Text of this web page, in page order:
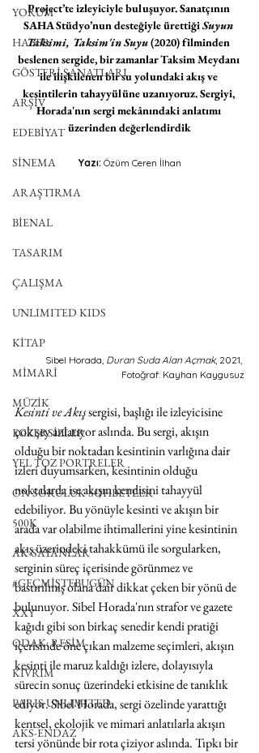
YORUM
HABER
GÖSTERİ SANATLARI
ARŞİV
EDEBİYAT
SİNEMA
ARAŞTIRMA
BİENAL
TASARIM
ÇALIŞMA
UNLIMITED KIDS
KİTAP
MİMARİ
MÜZİK
EGZERSİZLER
YEL TOZ PORTRELER
ON SORULUK SOHBETLER
500K
AK-SAYANLAR
#GEÇMİŞTEBUGÜN
XXY
ODAK: RESİM
KIVRIM
PARIS UNLIMITED
AKS-ENDAZ
Project’te izleyiciyle buluşuyor. Sanatçının
SAHA Stüdyo’nun desteğiyle ürettiği Suyun
Taksimi, Taksim'in Suyu (2020) filminden
beslenen sergide, bir zamanlar Taksim Meydanı
ile ilişkilenen bir su yolundaki akış ve
kesintilerin tahayyülüne uzanıyoruz. Sergiyi,
Horada'nın sergi mekânındaki anlatımı
üzerinden değerlendirdik
Yazı: Özüm Ceren İlhan
Sibel Horada, Duran Suda Alan Açmak, 2021,
Fotoğraf: Kayhan Kaygusuz
Kesinti ve Akış sergisi, başlığı ile izleyicisine
çok şey anlatıyor aslında. Bu sergi, akışın
olduğu bir noktadan kesintinin varlığına dair
izleri duyumsarken, kesintinin olduğu
noktalarda ise akışın kendisini tahayyül
edebiliyor. Bu yönüyle kesinti ve akışın bir
arada var olabilme ihtimallerini yine kesintinin
akış üzerindeki tahakkümü ile sorgularken,
serginin süreç içerisinde görünmez ve
bastırılmış olana dair dikkat çeken bir yönü de
bulunuyor. Sibel Horada'nın strafor ve gazete
kağıdı gibi son birkaç senedir kendi pratiği
içerisinde öne çıkan malzeme seçimleri, akışın
kesinti ile maruz kaldığı izlere, dolayısıyla
sürecin sonuç üzerindeki etkisine de tanıklık
ediyor. Sibel Horada, sergi özelinde yarattığı
kentsel, ekolojik ve mimari anlatılarla akışın
tersi yönünde bir rota çiziyor aslında. Tıpkı bir